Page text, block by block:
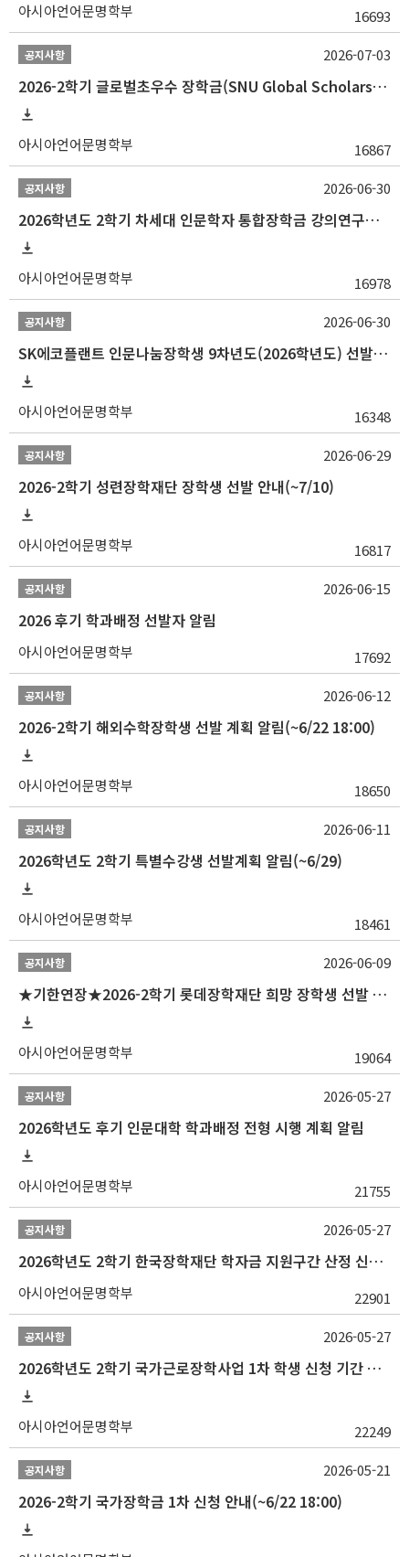
아시아언어문명학부 16693
공지사항
2026-2학기 글로벌초우수 장학금(SNU Global Scholarship, GS) 신청 안내(~7/12 23:00)
아시아언어문명학부 16867
2026-07-03
공지사항
2026학년도 2학기 차세대 인문학자 통합장학금 강의연구조교 선발 안내(~7/8)
아시아언어문명학부 16978
2026-06-30
공지사항
SK에코플랜트 인문나눔장학생 9차년도(2026학년도) 선발 안내(~7/20)
아시아언어문명학부 16348
2026-06-30
공지사항
2026-2학기 성련장학재단 장학생 선발 안내(~7/10)
아시아언어문명학부 16817
2026-06-29
공지사항
2026 후기 학과배정 선발자 알림
아시아언어문명학부 17692
2026-06-15
공지사항
2026-2학기 해외수학장학생 선발 계획 알림(~6/22 18:00)
아시아언어문명학부 18650
2026-06-12
공지사항
2026학년도 2학기 특별수강생 선발계획 알림(~6/29)
아시아언어문명학부 18461
2026-06-11
공지사항
★기한연장★2026-2학기 롯데장학재단 희망 장학생 선발 안내(~6/15
아시아언어문명학부 19064
2026-06-09
공지사항
2026학년도 후기 인문대학 학과배정 전형 시행 계획 알림
아시아언어문명학부 21755
2026-05-27
공지사항
2026학년도 2학기 한국장학재단 학자금 지원구간 산정 신청 안내
아시아언어문명학부 22901
2026-05-27
공지사항
2026학년도 2학기 국가근로장학사업 1차 학생 신청 기간 안내
아시아언어문명학부 22249
2026-05-27
공지사항
2026-2학기 국가장학금 1차 신청 안내(~6/22 18:00)
2026-05-21